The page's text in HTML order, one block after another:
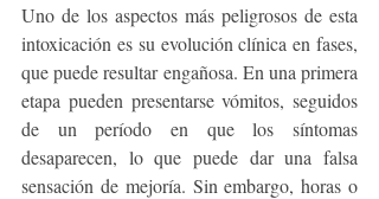
Uno de los aspectos más peligrosos de esta
intoxicación es su evolución clínica en fases,
que puede resultar engañosa. En una primera
etapa pueden presentarse vómitos, seguidos
de un período en que los síntomas
desaparecen, lo que puede dar una falsa
sensación de mejoría. Sin embargo, horas o